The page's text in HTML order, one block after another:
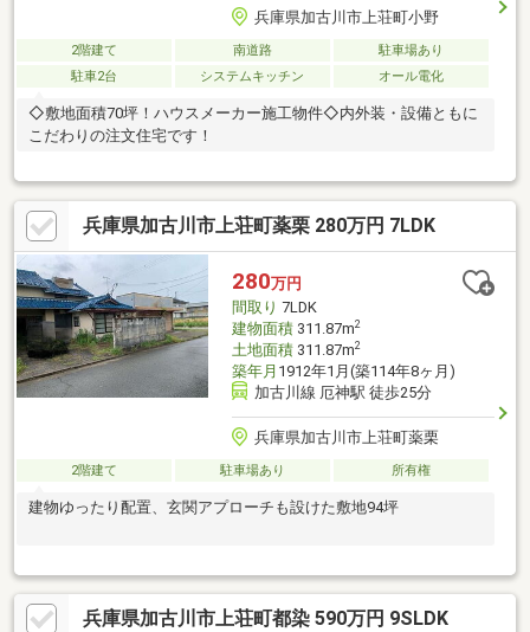
兵庫県加古川市上荘町小野
2階建て 南道路
駐車場あり
駐車2台
システムキッチン オール電化
◇敷地面積70坪！ハウスメーカー施工物件◇内外装・設備ともに
こだわりの注文住宅です！
兵庫県加古川市上荘町薬栗 280万円 7LDK
280万円
間取り 7LDK
建物面積311.87m2
土地面積311.87m2
築年月 1912年1月(築114年8ヶ月)
加古川線 厄神駅 徒歩25分
兵庫県加古川市上荘町薬栗
2階建て 駐車場あり 所有権
建物ゆったり配置、玄関アプローチも設けた敷地94坪
兵庫県加古川市上荘町都染 590万円 9SLDK